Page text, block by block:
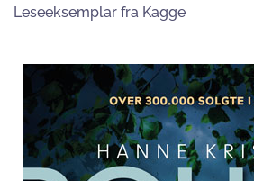
Leseeksemplar fra Kagge